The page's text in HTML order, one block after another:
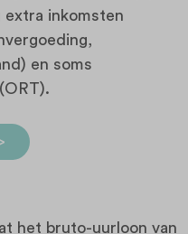
extra inkomsten
en soms
(ORT).
het bruto-uurloon van